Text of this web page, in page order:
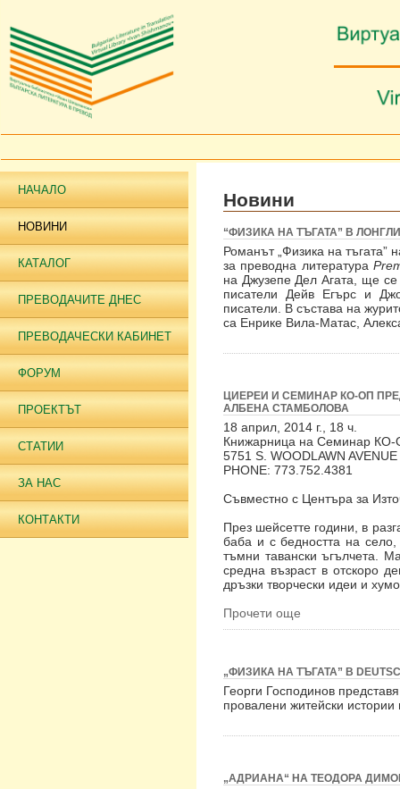
НАЧАЛО
НОВИНИ
КАТАЛОГ
ПРЕВОДАЧИТЕ ДНЕС
ПРЕВОДАЧЕСКИ КАБИНЕТ
ФОРУМ
ПРОЕКТЪТ
СТАТИИ
ЗА НАС
КОНТАКТИ
Новини
“ФИЗИКА НА ТЪГАТА” В
Романът „Физика на тъгата”
за преводна литература
на Джузепе Дел Агата, ще
писатели Дейв Егърс и
писатели. В състава на
са Енрике Вила-Матас,
ЦИЕРЕИ И СЕМИНАР КО-ОП
АЛБЕНА СТАМБОЛОВА
18 април, 2014 г., 18 ч.
Книжарница на Семинар
5751 S. WOODLAWN AVENUE
PHONE: 773.752.4381
Съвместно с Центъра за
През шейсетте години, в
баба и с бедността на
тъмни тавански ъгълчета.
средна възраст в отскоро
дръзки творчески идеи и
Прочети още
„ФИЗИКА НА ТЪГАТА” В
Георги Господинов
провалени житейски
„АДРИАНА“ НА ТЕОДОРА